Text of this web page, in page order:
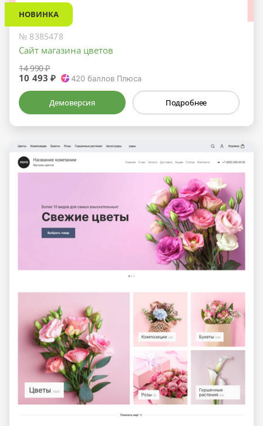
НОВИНКА
№ 8385478
Сайт магазина цветов
14 990 ₽
10 493 ₽ 420баллов Плюса
Демоверсия Подробнее